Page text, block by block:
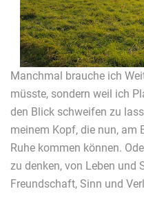
Manchmal brauche ich
müsste, sondern weil ich
den Blick schweifen zu
meinem Kopf, die nun, am
Ruhe kommen können.
zu denken, von Leben und
Freundschaft, Sinn und